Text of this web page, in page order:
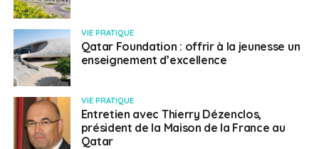
VIE PRATIQUE
Qatar Foundation : offrir à la jeunesse un
enseignement d’excellence
VIE PRATIQUE
Entretien avec Thierry Dézenclos,
président de la Maison de la France au
Qatar